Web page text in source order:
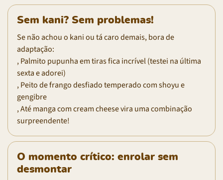
Sem kani? Sem problemas!
Se não achou o kani ou tá caro demais, bora de
adaptação:
, Palmito pupunha em tiras fica incrível (testei na última
sexta e adorei)
, Peito de frango desfiado temperado com shoyu e
gengibre
, Até manga com cream cheese vira uma combinação
surpreendente!
O momento crítico: enrolar sem
desmontar